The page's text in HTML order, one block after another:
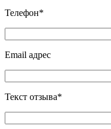
Телефон*
Email адрес
Текст отзыва*